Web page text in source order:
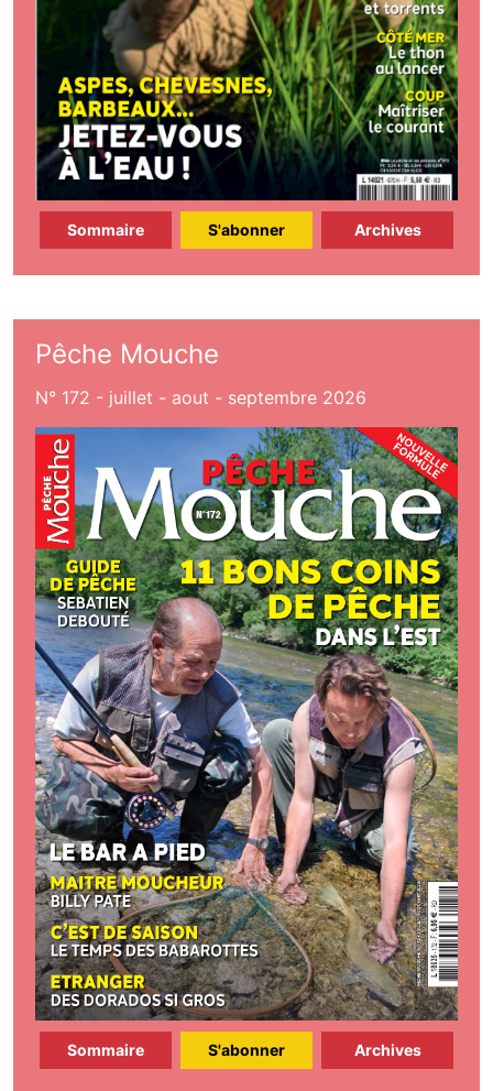
Sommaire S'abonner Archives
Pêche Mouche
N° 172 - juillet - aout - septembre 2026
Sommaire S'abonner Archives